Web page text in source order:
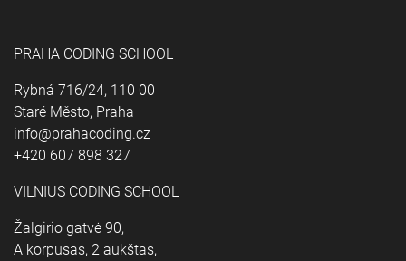
PRAHA CODING SCHOOL
Rybná 716/24, 110 00
Staré Město, Praha
info@prahacoding.cz
+420 607 898 327
VILNIUS CODING SCHOOL
Žalgirio gatvė 90,
A korpusas, 2 aukštas,